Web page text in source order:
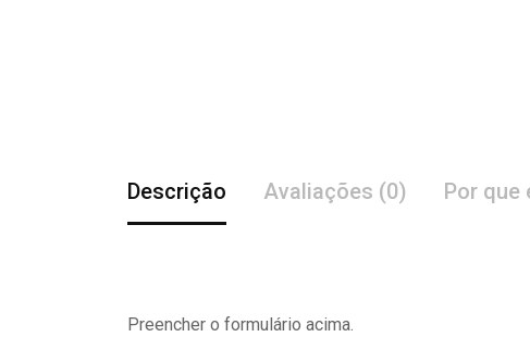
Descrição Avaliações (0) Por que
Preencher o formulário acima.